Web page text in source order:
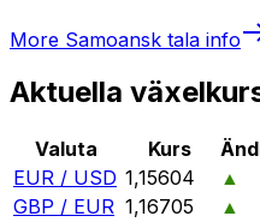
More Samoansk tala info
Aktuella
Valuta Kurs
EUR / USD 1,15604
▲
GBP / EUR 1,16705
▲